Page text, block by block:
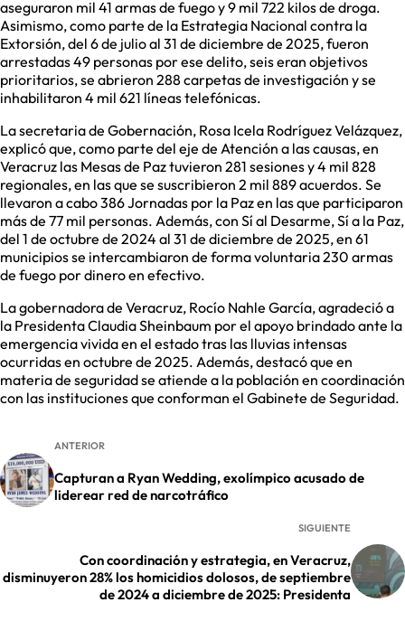
aseguraron mil 41 armas de fuego y 9 mil 722 kilos de droga.
Asimismo, como parte de la Estrategia Nacional contra la
Extorsión, del 6 de julio al 31 de diciembre de 2025, fueron
arrestadas 49 personas por ese delito, seis eran objetivos
prioritarios, se abrieron 288 carpetas de investigación y se
inhabilitaron 4 mil 621 líneas telefónicas.
La secretaria de Gobernación, Rosa Icela Rodríguez Velázquez,
explicó que, como parte del eje de Atención a las causas, en
Veracruz las Mesas de Paz tuvieron 281 sesiones y 4 mil 828
regionales, en las que se suscribieron 2 mil 889 acuerdos. Se
llevaron a cabo 386 Jornadas por la Paz en las que participaron
más de 77 mil personas. Además, con Sí al Desarme, Sí a la Paz,
del 1 de octubre de 2024 al 31 de diciembre de 2025, en 61
municipios se intercambiaron de forma voluntaria 230 armas
de fuego por dinero en efectivo.
La gobernadora de Veracruz, Rocío Nahle García, agradeció a
la Presidenta Claudia Sheinbaum por el apoyo brindado ante la
emergencia vivida en el estado tras las lluvias intensas
ocurridas en octubre de 2025. Además, destacó que en
materia de seguridad se atiende a la población en coordinación
con las instituciones que conforman el Gabinete de Seguridad.
ANTERIOR
Capturan a Ryan Wedding, exolímpico acusado de
liderear red de narcotráfico
SIGUIENTE
Con coordinación y estrategia, en Veracruz,
disminuyeron 28% los homicidios dolosos, de septiembre
de 2024 a diciembre de 2025: Presidenta